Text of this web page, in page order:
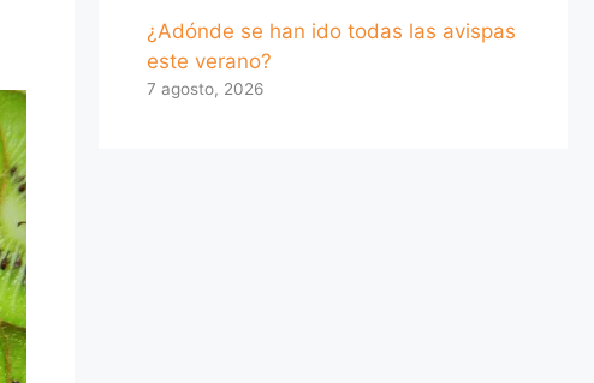
¿Adónde se han ido todas las avispas
este verano?
7 agosto, 2026